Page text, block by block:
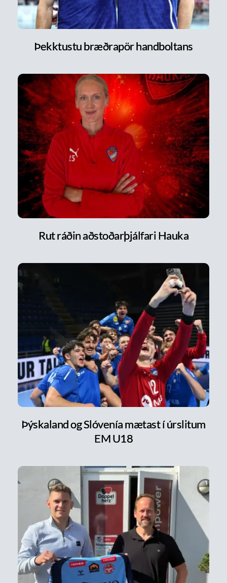
Þekktustu bræðrapör handboltans
Rut ráðin aðstoðarþjálfari Hauka
Þýskaland og Slóvenía mætast í úrslitum
EM U18